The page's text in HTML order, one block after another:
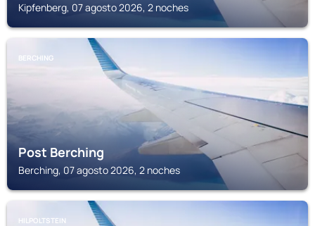
Kipfenberg, 07 agosto 2026, 2 noches
BERCHING
Post Berching
Berching, 07 agosto 2026, 2 noches
HILPOLTSTEIN